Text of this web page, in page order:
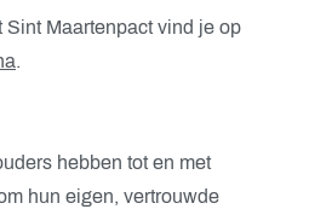
Sint Maartenpact vind je op
.
hebben tot en met
hun eigen, vertrouwde